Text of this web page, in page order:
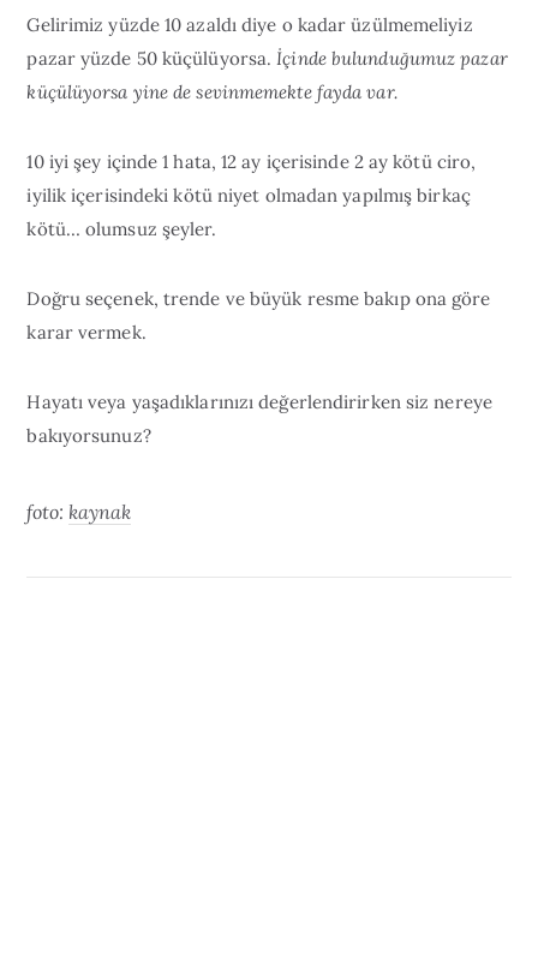
Gelirimiz yüzde 10 azaldı diye o kadar üzülmemeliyiz
pazar yüzde 50 küçülüyorsa.İçinde bulunduğumuz pazar
küçülüyorsa yine de sevinmemekte fayda var.
10 iyi şey içinde 1 hata, 12 ay içerisinde 2 ay kötü ciro,
iyilik içerisindeki kötü niyet olmadan yapılmış birkaç
kötü… olumsuz şeyler.
Doğru seçenek, trende ve büyük resme bakıp ona göre
karar vermek.
Hayatı veya yaşadıklarınızı değerlendirirken siz nereye
bakıyorsunuz?
foto: kaynak